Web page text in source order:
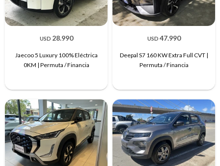
USD 28.990
Jaecoo 5 Luxury 100% Eléctrica
0KM | Permuta / Financia
USD 47.990
Deepal S7 160 KW Extra Full CVT |
Permuta / Financia